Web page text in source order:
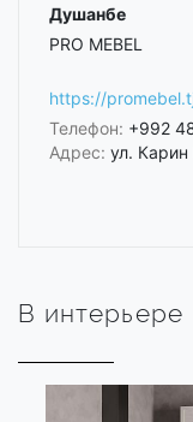
Душанбе
PRO MEBEL
https://
Телефон: +992
Адрес: ул.
В интерьере